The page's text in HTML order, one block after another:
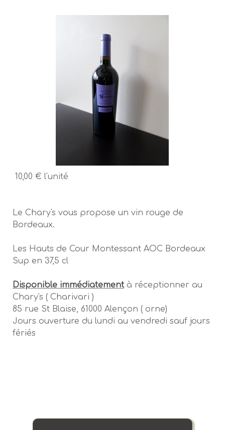
10,00 € l'unité
Le Chary's vous propose un vin rouge de
Bordeaux.
Les Hauts de Cour Montessant AOC Bordeaux
Sup en 37,5 cl
Disponible immédiatementà réceptionner au
Chary's ( Charivari )
85 rue St Blaise, 61000 Alençon ( orne)
Jours ouverture du lundi au vendredi sauf jours
fériés